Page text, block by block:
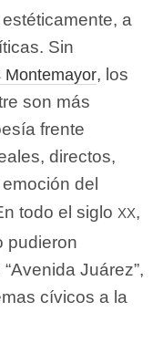
a
Sin
Montemayor, los
son más
frente
directos,
del
todo el siglo xx,
pudieron
Juárez”,
cívicos a la